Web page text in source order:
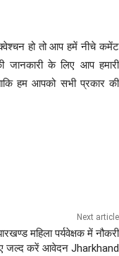
हो तो आप हमें नीचे कमेंट
जानकारी के लिए आप हमारी
हम आपको सभी प्रकार की
Next article
महिला पर्यवेक्षक में नौकरी
जल्द करें आवेदन Jharkhand